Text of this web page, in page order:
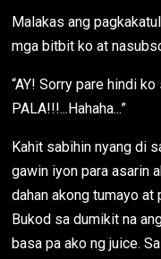
Malakas ang
mga bitbit ko at
“AY! Sorry pare hindi
PALA!!!...Hahaha...”
Kahit sabihin nyang di
gawin iyon para asarin
dahan akong tumayo at
Bukod sa dumikit na
basa pa ako ng juice.